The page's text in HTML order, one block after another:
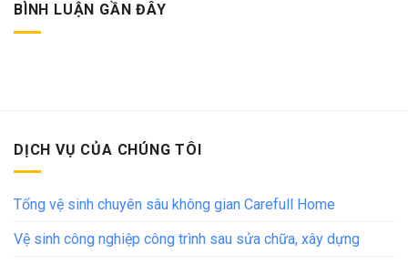
BÌNH LUẬN GẦN ĐÂY
DỊCH VỤ CỦA CHÚNG TÔI
Tổng vệ sinh chuyên sâu không gian Carefull Home
Vệ sinh công nghiệp công trình sau sửa chữa, xây dựng